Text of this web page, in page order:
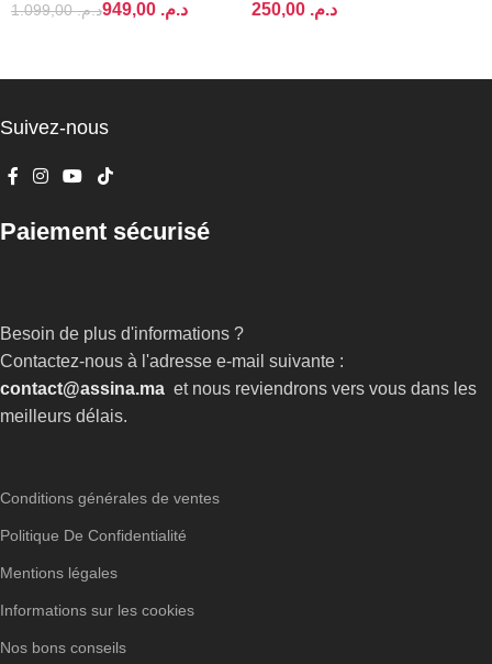
د.م.1.099,00 د.م.
د.م.
Conditions générales de ventes
Politique De Confidentialité
Mentions légales
Informations sur les cookies
Nos bons conseils
Suivez-nous
Paiement sécurisé
Besoin de plus d'informations ?
Contactez-nous à l'adresse e-mail suivante :
contact@assina.ma et nous reviendrons vers vous dans les
meilleurs délais.